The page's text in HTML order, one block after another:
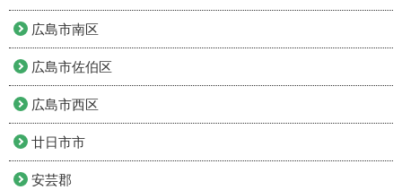
広島市南区
広島市佐伯区
広島市西区
廿日市市
安芸郡